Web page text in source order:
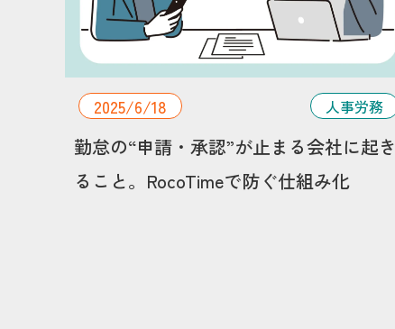
2025/6/18 人事労務
勤怠の“申請・承認”が止まる会社に起き
ること。RocoTimeで防ぐ仕組み化